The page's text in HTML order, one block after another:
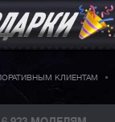
КЛИЕНТАМ